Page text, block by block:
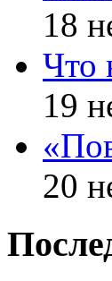
18
Что
19
20